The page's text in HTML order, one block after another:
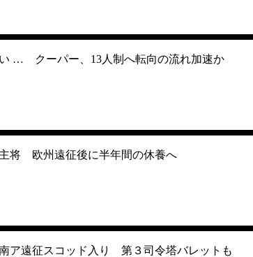
… クーパー、13人制へ転向の流れ加速か
将 欧州遠征後に半年間の休養へ
ア遠征スコッド入り 第３司令塔バレットも